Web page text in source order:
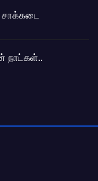
நாட்கள்..